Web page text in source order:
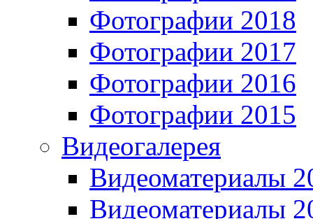
Фотографии 2018
Фотографии 2017
Фотографии 2016
Фотографии 2015
Видеогалерея
Видеоматериалы
Видеоматериалы